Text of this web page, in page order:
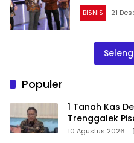
BISNIS 21
Populer
1 Tanah Kas
Trenggalek
Pembebasan
10 Agustus 2026